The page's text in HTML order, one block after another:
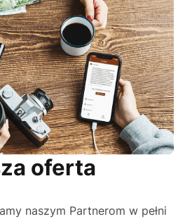
oferta
naszym Partnerom w pełni